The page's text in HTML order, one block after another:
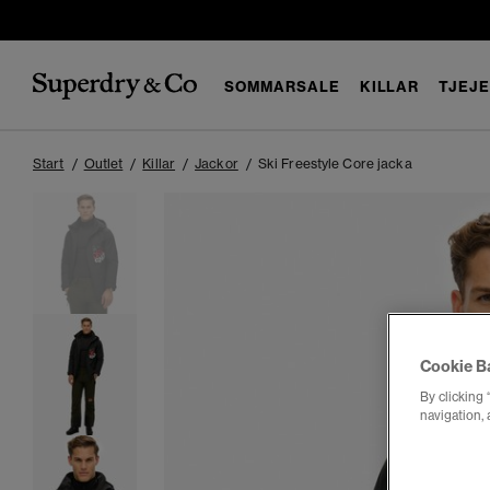
SOMMARSALE KILLAR
Start Outlet Killar Jackor Ski Freestyle Core jacka
Cookie
By clicking
navigation,